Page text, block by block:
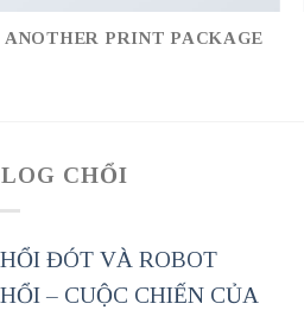
ANOTHER PRINT PACKAGE
CHỔI
ĐÓT VÀ ROBOT
– CUỘC CHIẾN CỦA